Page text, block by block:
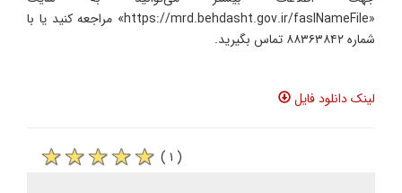
«https://mrd.behdasht.gov.ir/faslNameFile» مراجعه کنید یا با
شماره ۸۸۳۶۳۸۴۲ تماس بگیرید.
لینک دانلود فایل
( ۱ )